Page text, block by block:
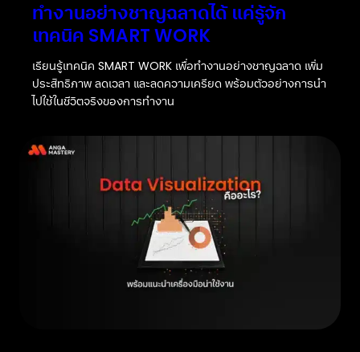
ทำงานอย่างชาญฉลาดได้ แค่รู้จัก
เทคนิค SMART WORK
เรียนรู้เทคนิค SMART WORK เพื่อทำงานอย่างชาญฉลาด เพิ่ม
ประสิทธิภาพ ลดเวลา และลดความเครียด พร้อมตัวอย่างการนำ
ไปใช้ในชีวิตจริงของการทำงาน